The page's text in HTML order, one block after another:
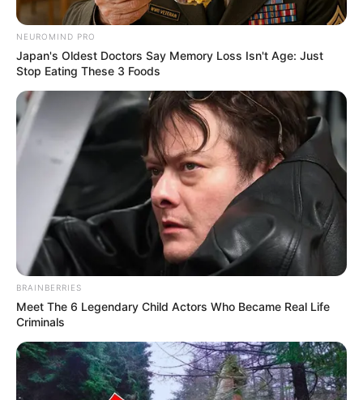
PostedFriss hírek
Hegedős Zsolt megkezdi a
Covid-időszak bűneinek a
kivizsgálását!
Szerző June 12, 2026
NEUROMIND PRO
Japan's Oldest Doctors Say Memory Loss Isn't Age: Just
Stop Eating These 3 Foods
BRAINBERRIES
Meet The 6 Legendary Child Actors Who Became Real Life
Criminals